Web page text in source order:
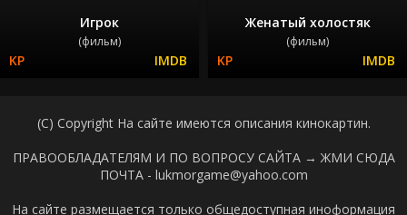
Игрок
(фильм)
Женатый холостяк
(фильм)
(C) Copyright На сайте имеются описания кинокартин.
ПРАВООБЛАДАТЕЛЯМ И ПО ВОПРОСУ САЙТА → ЖМИ СЮДА
ПОЧТА - lukmorgame@yahoo.com
На сайте размещается только общедоступная иноформация